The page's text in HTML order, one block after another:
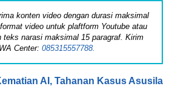
konten video dengan durasi maksimal
video untuk plaftform Youtube atau
teks narasi maksimal 15 paragraf. Kirim
Center: 085315557788.
AI, Tahanan Kasus Asusila